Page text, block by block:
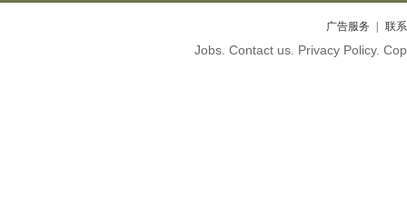
广告服务 联
Jobs. Contact us. Privacy Policy.